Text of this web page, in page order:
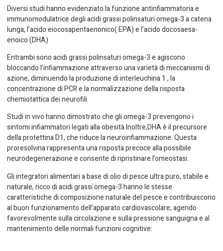
Diversi studi hanno evidenziato la funzione antinfiammatoria e
immunomodulatrice degli acidi grassi polinsaturi omega-3 a catena
lunga, l’acido eiocosapentaenonico( EPA) e l’acido docosaesa-
enoico (DHA)
Entrambi sono acidi grassi polinsaturi omega-3 e agiscono
bloccando l’infiammazione attraverso una varietà di meccanismi di
azione, diminuendo la produzione di interleuchina 1 , la
concentrazione di PCR e la normalizzazione della risposta
chemiotattica dei neurofili.
Studi in vivo hanno dimostrato che gli omega-3 prevengono i
sintomi infiammatori legati alla obesità.Inoltre,DHA è il precursore
della protettina D1, che riduce la neuroinfiammazione. Questa
proresolvina rappresenta una risposta precoce alla possibile
neurodegenerazione e consente di ripristinare l’omeostasi.
Gli integratori alimentari a base di olio di pesce ultra puro, stabile e
naturale, ricco di acidi grassi omega-3 hanno le stesse
caratteristiche di composizione naturale del pesce e contribuiscono
al buon funzionamento dell’apparato cardiovascolare, agendo
favorevolmente sulla circolazione e sulla pressione sanguigna e al
mantenimento delle normali funzioni cognitive: